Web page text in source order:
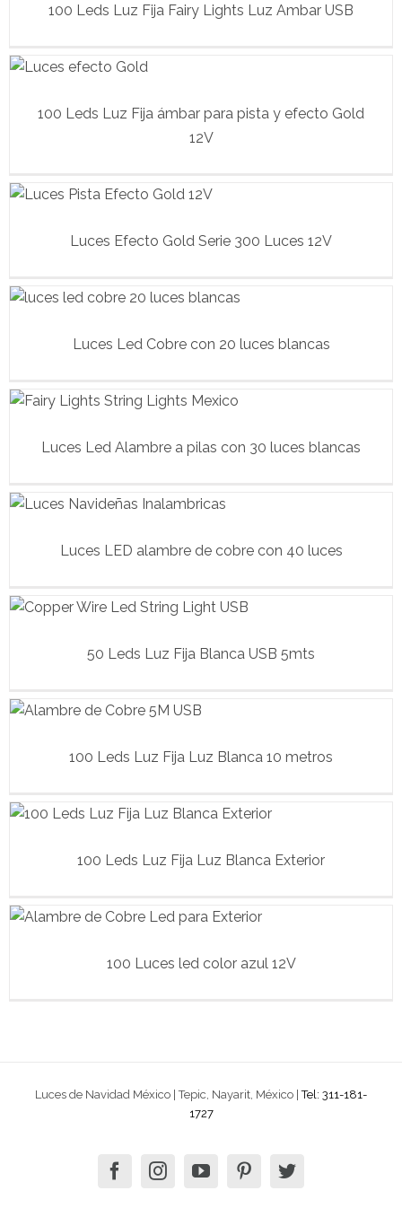
100 Leds Luz Fija Fairy Lights Luz Ambar USB
100 Leds Luz Fija ámbar para pista y efecto Gold
12V
Luces Efecto Gold Serie 300 Luces 12V
Luces Led Cobre con 20 luces blancas
Luces Led Alambre a pilas con 30 luces blancas
Luces LED alambre de cobre con 40 luces
50 Leds Luz Fija Blanca USB 5mts
100 Leds Luz Fija Luz Blanca 10 metros
100 Leds Luz Fija Luz Blanca Exterior
100 Luces led color azul 12V
Luces de Navidad México | Tepic, Nayarit, México |Tel: 311-181-
1727
facebookinstagram
youtubepinteresttwitter